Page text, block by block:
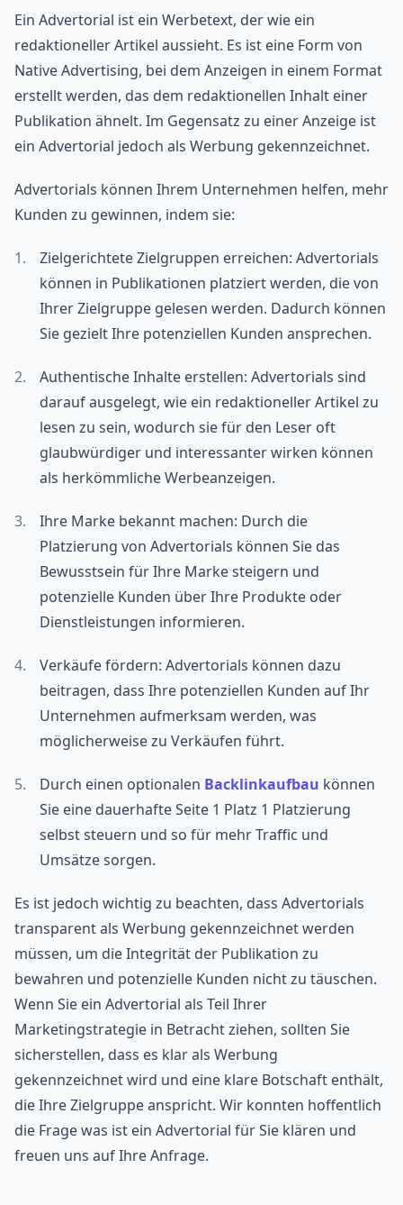
Ein Advertorial ist ein Werbetext, der wie ein
redaktioneller Artikel aussieht. Es ist eine Form von
Native Advertising, bei dem Anzeigen in einem Format
erstellt werden, das dem redaktionellen Inhalt einer
Publikation ähnelt. Im Gegensatz zu einer Anzeige ist
ein Advertorial jedoch als Werbung gekennzeichnet.
Advertorials können Ihrem Unternehmen helfen, mehr
Kunden zu gewinnen, indem sie:
Zielgerichtete Zielgruppen erreichen: Advertorials
können in Publikationen platziert werden, die von
Ihrer Zielgruppe gelesen werden. Dadurch können
Sie gezielt Ihre potenziellen Kunden ansprechen.
Authentische Inhalte erstellen: Advertorials sind
darauf ausgelegt, wie ein redaktioneller Artikel zu
lesen zu sein, wodurch sie für den Leser oft
glaubwürdiger und interessanter wirken können
als herkömmliche Werbeanzeigen.
Ihre Marke bekannt machen: Durch die
Platzierung von Advertorials können Sie das
Bewusstsein für Ihre Marke steigern und
potenzielle Kunden über Ihre Produkte oder
Dienstleistungen informieren.
Verkäufe fördern: Advertorials können dazu
beitragen, dass Ihre potenziellen Kunden auf Ihr
Unternehmen aufmerksam werden, was
möglicherweise zu Verkäufen führt.
Durch einen optionalen Backlinkaufbau können
Sie eine dauerhafte Seite 1 Platz 1 Platzierung
selbst steuern und so für mehr Traffic und
Umsätze sorgen.
Es ist jedoch wichtig zu beachten, dass Advertorials
transparent als Werbung gekennzeichnet werden
müssen, um die Integrität der Publikation zu
bewahren und potenzielle Kunden nicht zu täuschen.
Wenn Sie ein Advertorial als Teil Ihrer
Marketingstrategie in Betracht ziehen, sollten Sie
sicherstellen, dass es klar als Werbung
gekennzeichnet wird und eine klare Botschaft enthält,
die Ihre Zielgruppe anspricht. Wir konnten hoffentlich
die Frage was ist ein Advertorial für Sie klären und
freuen uns auf Ihre Anfrage.